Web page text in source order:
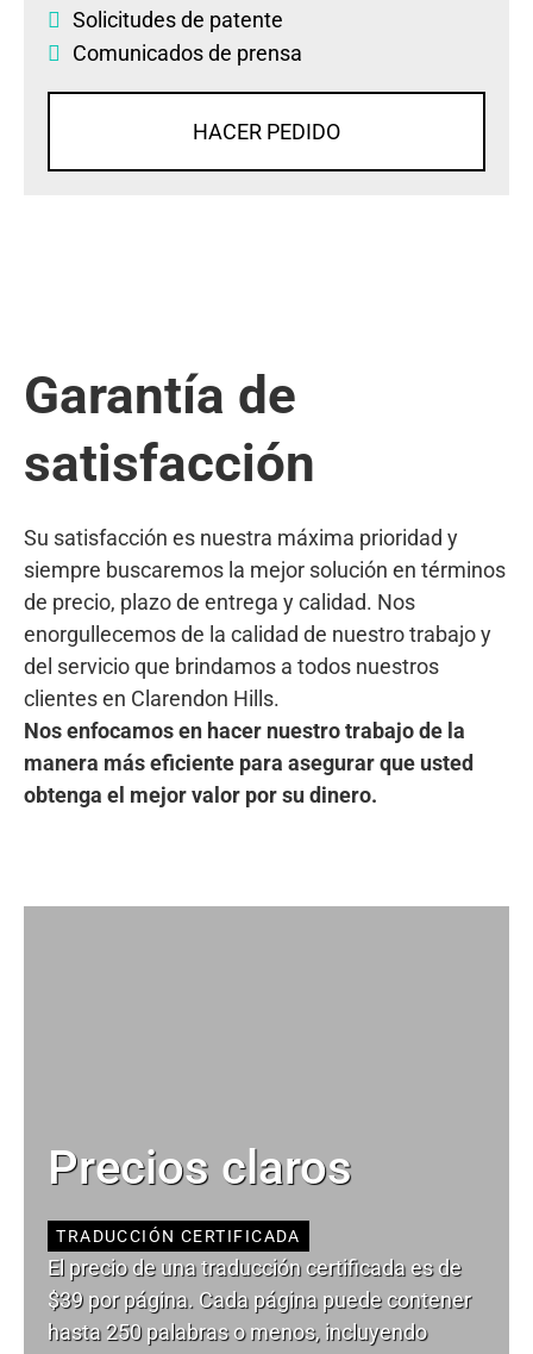
Solicitudes de patente
Comunicados de prensa
HACER PEDIDO
Garantía de
satisfacción
Su satisfacción es nuestra máxima prioridad y
siempre buscaremos la mejor solución en términos
de precio, plazo de entrega y calidad. Nos
enorgullecemos de la calidad de nuestro trabajo y
del servicio que brindamos a todos nuestros
clientes en Clarendon Hills.
Nos enfocamos en hacer nuestro trabajo de la
manera más eficiente para asegurar que usted
obtenga el mejor valor por su dinero.
Precios claros
TRADUCCIÓN CERTIFICADA
El precio de una traducción certificada es de
$39 por página. Cada página puede contener
hasta 250 palabras o menos, incluyendo